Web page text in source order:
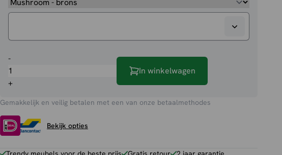
-Barstoel
Saint
Tropez
+
In winkelwagen
Gemakkelijk en veilig betalen met een van onze betaalmethodes
Bekijk opties